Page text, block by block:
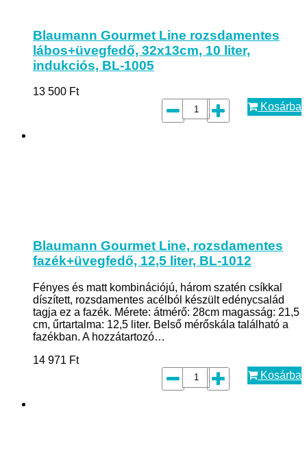
Blaumann Gourmet Line rozsdamentes
lábos+üvegfedő, 32x13cm, 10 liter,
indukciós, BL-1005
13 500 Ft
Kosárba
Blaumann Gourmet Line, rozsdamentes
fazék+üvegfedő, 12,5 liter, BL-1012
Fényes és matt kombinációjú, három szatén csíkkal
díszített, rozsdamentes acélból készült edénycsalád
tagja ez a fazék. Mérete: átmérő: 28cm magasság: 21,5
cm, űrtartalma: 12,5 liter. Belső mérőskála található a
fazékban. A hozzátartozó…
14 971 Ft
Kosárba